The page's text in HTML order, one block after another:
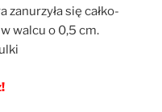
się całko-
walcu o 0,5 cm.